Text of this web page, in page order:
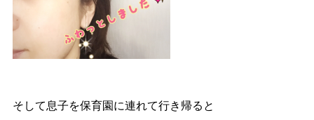
そして息子を保育園に連れて行き帰ると